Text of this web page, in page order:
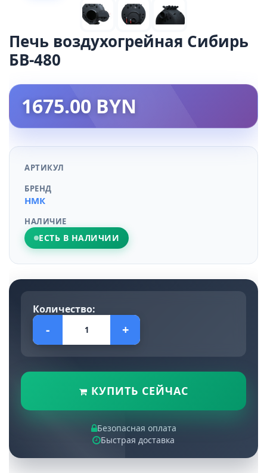
Печь воздухогрейная Сибирь
БВ-480
1675.00 BYN
АРТИКУЛ
БРЕНД
НМК
НАЛИЧИЕ
ЕСТЬ В НАЛИЧИИ
Количество:
- +
КУПИТЬ СЕЙЧАС
Безопасная оплата
Быстрая доставка